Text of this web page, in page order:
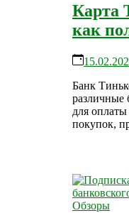
Карта
как
Банк
различные
для
покупок,
Обзоры